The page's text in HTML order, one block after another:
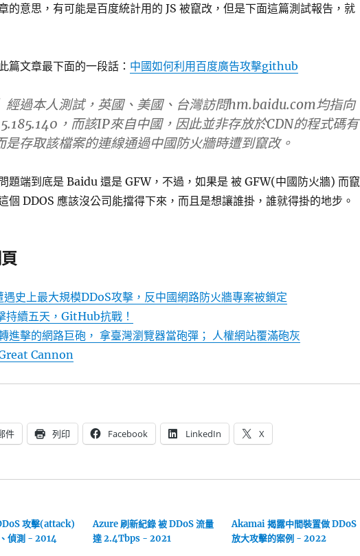
的意思，有可能是百度統計用的 JS 被竄改，但是下面這篇測試報告，就
篇文章最下面的一段話： 中國如何利用百度廣告攻擊github
經過本人測試，英國、美國、台灣訪問hm.baidu.com均指向
，而該IP來自中國，因此並非存放於CDN的程式碼有
是存取該檔案的連線通過中國防火牆時遭到竄改。
題端到底是 Baidu 還是 GFW，不過，如果是 被 GFW(中國防火牆) 而竄
個 DDOS 應該沒公司能擋得下來，而且是想讓誰掛，誰就得掛的地步。
史上最大規模DDoS攻擊，反中國網路防火牆專案被鎖定
持續五天，GitHub抗戰！
進擊的網路巨砲， 拿臺灣瀏覽器當砲彈； 人權網站覆滿砲灰
Cannon
件 列印 Facebook LinkedIn X
攻擊(attack)
偵測 - 2014
Azure 刷新紀錄 被 DDoS 流量
達 2.4Tbps - 2021
Akamai 揭露中間裝置做 DDoS
放大攻擊的案例 - 2022